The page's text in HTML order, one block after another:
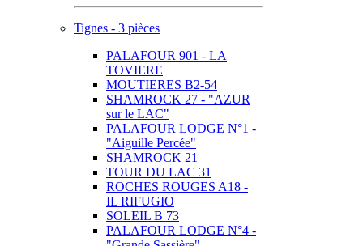
Tignes - 3 pièces
PALAFOUR 901 - LA
TOVIERE
MOUTIERES B2-54
SHAMROCK 27 - "AZUR
sur le LAC"
PALAFOUR LODGE N°1 -
"Aiguille Percée"
SHAMROCK 21
TOUR DU LAC 31
ROCHES ROUGES A18 -
IL RIFUGIO
SOLEIL B 73
PALAFOUR LODGE N°4 -